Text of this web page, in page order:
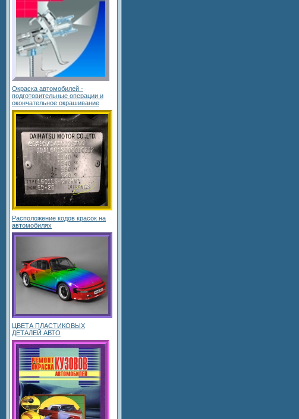
Окраска автомобилей -
подготовительные операции и
окончательное окрашивание
Расположение кодов красок на
автомобилях
ЦВЕТА ПЛАСТИКОВЫХ
ДЕТАЛЕЙ АВТО